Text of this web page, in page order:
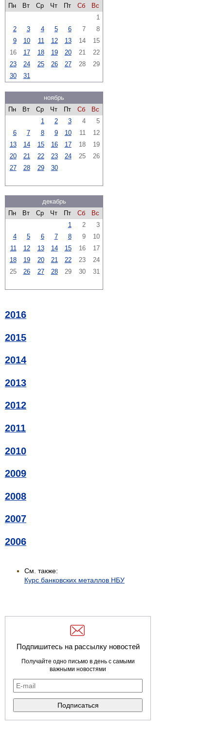
Пн Вт Ср Чт Пт Сб
Вс
1
2
3 4 5 6 7
8
9
10 11 12 13 14
15
16
17 18 19 20 21
22
23
24 25 26 27 28
29
30
31
ноябрь
Пн
Вт Ср Чт Пт Сб
Вс
1
2 3 4
5
6
7 8 9 10 11
12
13
14 15 16 17 18
19
20
21 22 23 24 25
26
27
28 29 30
декабрь
Пн
Вт Ср Чт Пт Сб
Вс
1
2
3
4
5 6 7 8 9
10
11
12 13 14 15 16
17
18
19 20 21 22 23
24
25
26 27 28 29 30 31
2016
2015
2014
2013
2012
2011
2010
2009
2008
2007
2006
См. также:
Курс банковских металлов НБУ
Подпишитесь на рассылку новостей
Получайте одно письмо в день с самыми
важными новостями